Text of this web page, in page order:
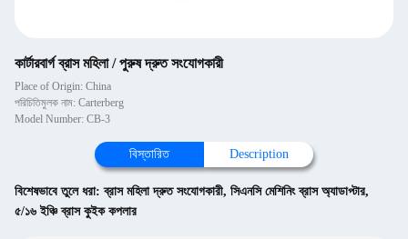
কার্টারবার্গ ব্রাস মহিলা / পুরুষ দ্রুত সংযোগকারী
Place of Origin: China
পরিচিতিমুলক নাম: Carterberg
Model Number: CB-3
বিস্তারিত Description
বিশেষভাবে তুলে ধরা:ব্রাস মহিলা দ্রুত সংযোগকারী, সিএনসি মেশিনিং ব্রাস অ্যাডাপ্টার,
৫/১৬ ইঞ্চি ব্রাস কুইক কপলার